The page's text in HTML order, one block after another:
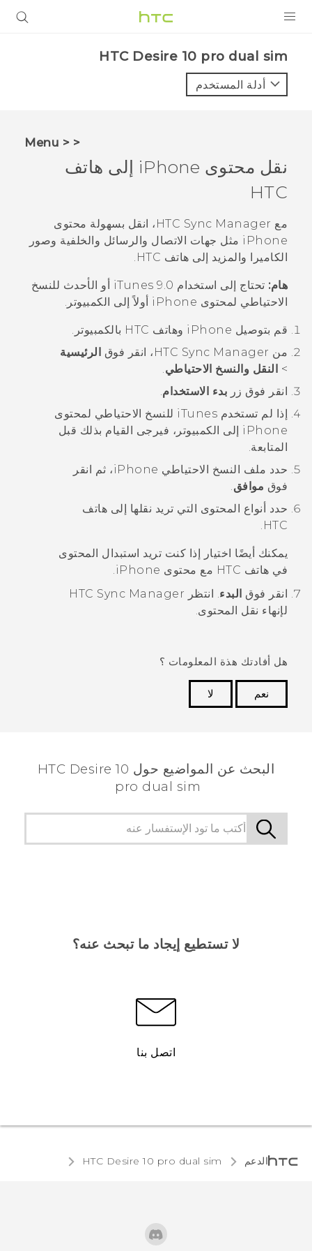
VIVE
VIVERSE
البرامج + التطبيقات
الدعم
أجهزة HTC والملحقات
HTC Desire 10 pro dual sim‎
أدلة المستخدم
< < Menu
نقل محتوى iPhone إلى هاتف
HTC
مع HTC Sync Manager ، انقل بسهولة محتوى
iPhone مثل جهات الاتصال والرسائل والخلفية وصور
الكاميرا والمزيد إلى هاتف HTC.
هام: تحتاج إلى استخدام iTunes
9.0 أو الأحدث للنسخ
الاحتياطي لمحتوى iPhone أولاً إلى الكمبيوتر.
قم بتوصيل iPhone وهاتف HTC بالكمبيوتر.
من HTC Sync Manager ، انقر فوق
الرئيسية
>
النقل والنسخ الاحتياطي.
انقر فوق زر بدء الاستخدام.
إذا لم تستخدم iTunes للنسخ الاحتياطي لمحتوى
iPhone
إلى الكمبيوتر، فيرجى القيام بذلك قبل
المتابعة.
حدد ملف النسخ الاحتياطي iPhone ، ثم انقر
فوق موافق.
حدد أنواع المحتوى التي تريد نقلها إلى هاتف
HTC.
يمكنك أيضًا اختيار إذا كنت تريد استبدال المحتوى
في هاتف HTC مع محتوى
iPhone
.
انقر فوق البدء. انتظر HTC Sync Manager
لإنهاء نقل المحتوى.
هل أفادتك هذة المعلومات ؟
نعم
لا
البحث عن المواضيع حول HTC Desire 10
pro dual sim
لا تستطيع إيجاد ما تبحث عنه؟
اتصل بنا
الدعم HTC Desire 10 pro dual sim‎